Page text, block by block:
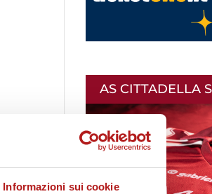
Informazioni sui cookie
AS CITTADELLA